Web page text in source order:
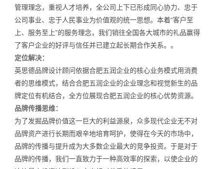
管理理念，重视人才培养，全公司上下已形成同心协力、忠于
公司事业、忠于人民事业为价值观的统一思想。本着“客户至
上、服务至上”的服务理念，我们销往全国各大城市的礼品赢得
了客户企业的好评与信任并已建立起长期合作关系。。
定位解决：
英思德品牌设计顾问依据合肥五润企业的核心业务模式用消费
者的思维模式，结合合肥五润企业的企业理念和视觉新生的品
牌定位有机结合，全方位展现合肥五润企业的核心优势资源。
品牌传播思维：
为了发掘品牌价值这一巨大的利益源泉，众多现代企业无不对
品牌资产进行长期而艰辛地培育呵护，使得在今天的市场中，
品牌的传播与提升成为大多数企业最大的竞争投资。于是对于
品牌的传播，我们一直致力于一种高效率的探索，以使企业的